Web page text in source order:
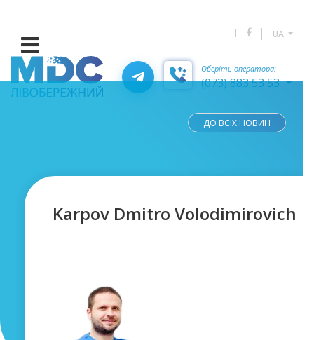
UA
Оберіть оператора:
(073) 883 53 53
ДО ВСІХ НОВИН
Karpov Dmitro Volodimirovich